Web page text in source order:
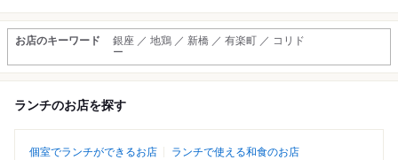
お店のキーワード
銀座 ／ 地鶏 ／ 新橋 ／ 有楽町 ／ コリド
ー
ランチのお店を探す
個室でランチができるお店 ランチで使える和食のお店